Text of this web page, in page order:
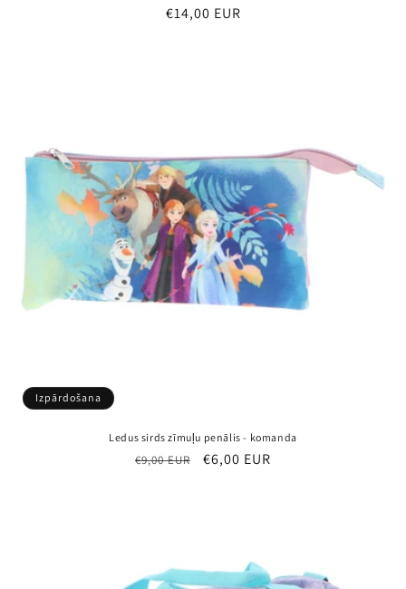
Parastā
€14,00 EUR
Izpārdošana
Ledus sirds zīmuļu penālis - komanda
Parastā
€9,00 EUR
Pārdošanas
€6,00 EUR